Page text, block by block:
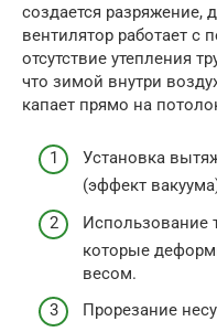
создается разряжение,
вентилятор работает с
отсутствие утепления
что зимой внутри
капает прямо на
Установка
(эффект
Использование
которые
весом.
Прорезание